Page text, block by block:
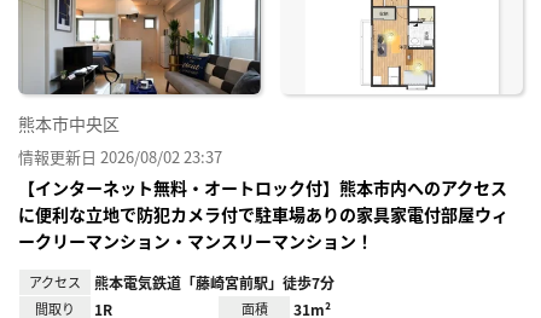
熊本市中央区
情報更新日 2026/08/02 23:37
【インターネット無料・オートロック付】熊本市内へのアクセス
に便利な立地で防犯カメラ付で駐車場ありの家具家電付部屋ウィ
ークリーマンション・マンスリーマンション！
アクセス 熊本電気鉄道「藤崎宮前駅」徒歩7分
間取り 1R 面積 31m²